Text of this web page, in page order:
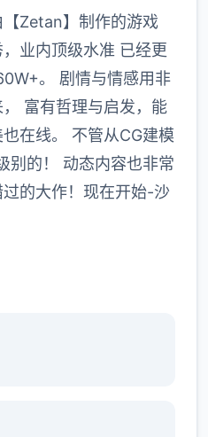
Zetan】制作的游戏
业内顶级水准 已经更
。 剧情与情感用非
富有哲理与启发，能
在线。 不管从CG建模
别的！ 动态内容也非常
的大作！现在开始-沙